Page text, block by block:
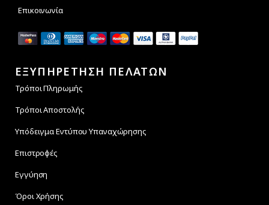
Επικοινωνία
ΕΞΥΠΗΡΕΤΗΣΗ ΠΕΛΑΤΩΝ
Τρόποι Πληρωμής
Τρόποι Αποστολής
Υπόδειγμα Εντύπου Υπαναχώρησης
Επιστροφές
Εγγύηση
Όροι Χρήσης